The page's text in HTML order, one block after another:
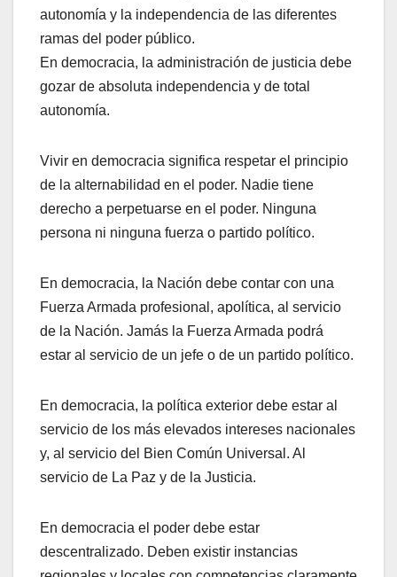
autonomía y la independencia de las diferentes
ramas del poder público.
En democracia, la administración de justicia debe
gozar de absoluta independencia y de total
autonomía.
Vivir en democracia significa respetar el principio
de la alternabilidad en el poder. Nadie tiene
derecho a perpetuarse en el poder. Ninguna
persona ni ninguna fuerza o partido político.
En democracia, la Nación debe contar con una
Fuerza Armada profesional, apolítica, al servicio
de la Nación. Jamás la Fuerza Armada podrá
estar al servicio de un jefe o de un partido político.
En democracia, la política exterior debe estar al
servicio de los más elevados intereses nacionales
y, al servicio del Bien Común Universal. Al
servicio de La Paz y de la Justicia.
En democracia el poder debe estar
descentralizado. Deben existir instancias